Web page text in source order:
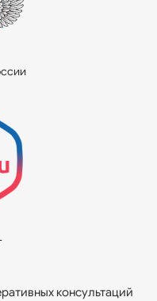
консультаций